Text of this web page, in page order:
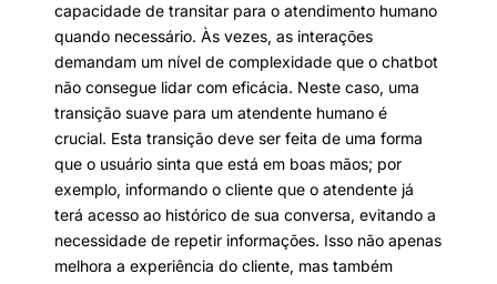
capacidade de transitar para o atendimento humano
quando necessário. Às vezes, as interações
demandam um nível de complexidade que o chatbot
não consegue lidar com eficácia. Neste caso, uma
transição suave para um atendente humano é
crucial. Esta transição deve ser feita de uma forma
que o usuário sinta que está em boas mãos; por
exemplo, informando o cliente que o atendente já
terá acesso ao histórico de sua conversa, evitando a
necessidade de repetir informações. Isso não apenas
melhora a experiência do cliente, mas também